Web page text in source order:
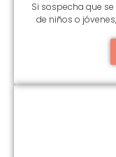
Si sospecha que
de niños o